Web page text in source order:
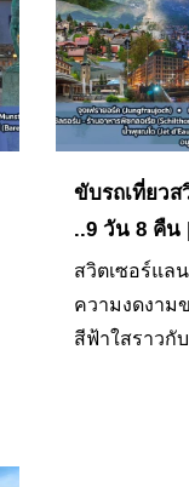
ขับรถเที่ยว
..9 วัน 8 คืน
สวิตเซอร์แล
ความงดงาม
สีฟ้าใสราวกั
ปกคลุมด้วย
ได้ชื่อว่าเป็น